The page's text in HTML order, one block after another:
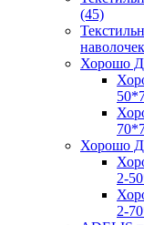
(45)
Хорошо
Хорошо
2-
2-